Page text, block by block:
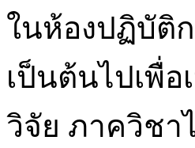
ในห้องปฏิบัติ
เป็นต้นไปเพื่
วิจัย ภาควิชา